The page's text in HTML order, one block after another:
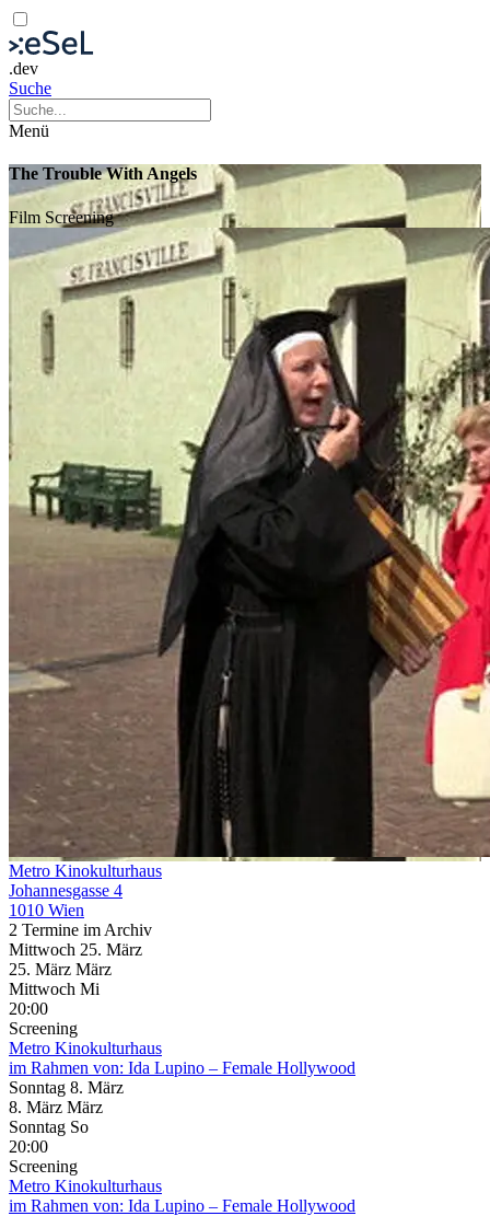
.dev
Suche
Menü
The Trouble With Angels
Film Screening
Metro Kinokulturhaus
Johannesgasse 4
1010 Wien
2 Termine im Archiv
Mittwoch 25. März
25. März März
Mittwoch Mi
20:00
Screening
Metro Kinokulturhaus
im Rahmen von: Ida Lupino – Female Hollywood
Sonntag 8. März
8. März März
Sonntag So
20:00
Screening
Metro Kinokulturhaus
im Rahmen von: Ida Lupino – Female Hollywood